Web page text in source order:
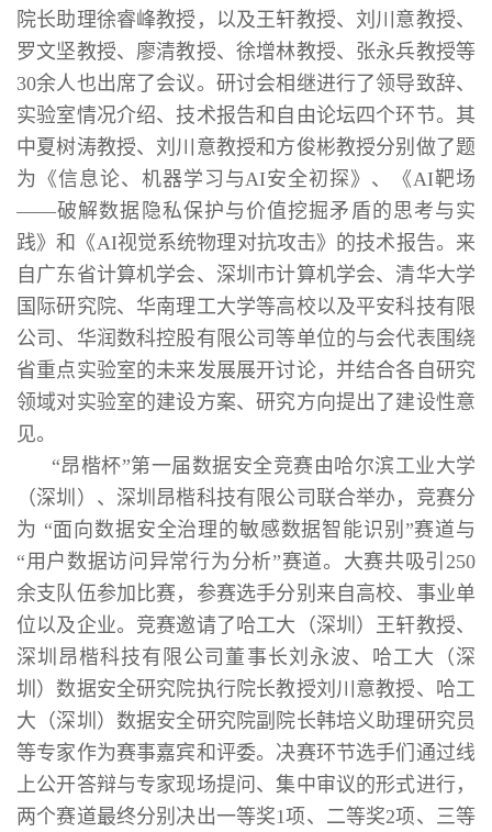
院长助理徐睿峰教授，以及王轩教授、刘川意教授、
罗文坚教授、廖清教授、徐增林教授、张永兵教授等
30余人也出席了会议。研讨会相继进行了领导致辞、
实验室情况介绍、技术报告和自由论坛四个环节。其
中夏树涛教授、刘川意教授和方俊彬教授分别做了题
为《信息论、机器学习与AI安全初探》、《AI靶场
——破解数据隐私保护与价值挖掘矛盾的思考与实
践》和《AI视觉系统物理对抗攻击》的技术报告。来
自广东省计算机学会、深圳市计算机学会、清华大学
国际研究院、华南理工大学等高校以及平安科技有限
公司、华润数科控股有限公司等单位的与会代表围绕
省重点实验室的未来发展展开讨论，并结合各自研究
领域对实验室的建设方案、研究方向提出了建设性意
见。
“昂楷杯”第一届数据安全竞赛由哈尔滨工业大学
（深圳）、深圳昂楷科技有限公司联合举办，竞赛分
为 “面向数据安全治理的敏感数据智能识别”赛道与
“用户数据访问异常行为分析”赛道。大赛共吸引250
余支队伍参加比赛，参赛选手分别来自高校、事业单
位以及企业。竞赛邀请了哈工大（深圳）王轩教授、
深圳昂楷科技有限公司董事长刘永波、哈工大（深
圳）数据安全研究院执行院长教授刘川意教授、哈工
大（深圳）数据安全研究院副院长韩培义助理研究员
等专家作为赛事嘉宾和评委。决赛环节选手们通过线
上公开答辩与专家现场提问、集中审议的形式进行，
两个赛道最终分别决出一等奖1项、二等奖2项、三等